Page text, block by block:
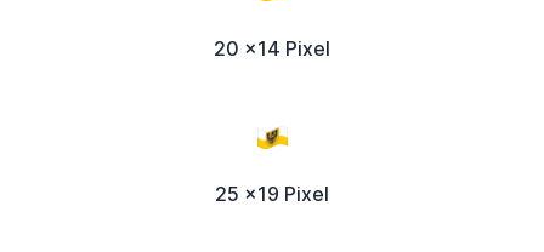
20 x14 Pixel
25 x19 Pixel